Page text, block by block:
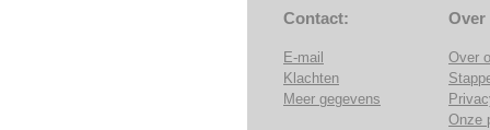
Contact:
E-mail
Klachten
Meer gegevens
Over
Over
Onze